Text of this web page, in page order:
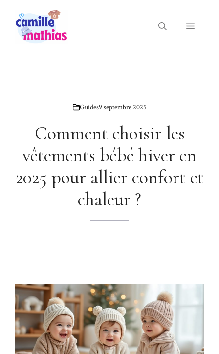
contenu
Menu
Guides9 septembre 2025
Comment choisir les
vêtements bébé hiver en
2025 pour allier confort et
chaleur ?